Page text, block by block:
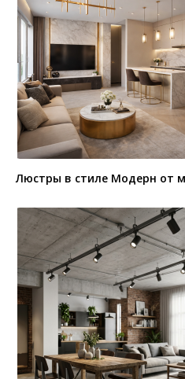
Люстры в стиле Модерн от